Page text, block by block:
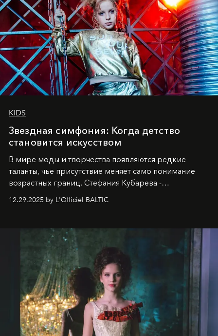
KIDS
Звездная симфония: Когда детство
становится искусством
В мире моды и творчества появляются редкие
таланты, чье присутствие меняет само понимание
возрастных границ. Стефания Кубарева -
харизмы, чье имя уже украшает обложки
2025
и LUXIA June 2025, представляет собой
уникальное явление современной культуры.
12.29.2025 by L'Officiel BALTIC